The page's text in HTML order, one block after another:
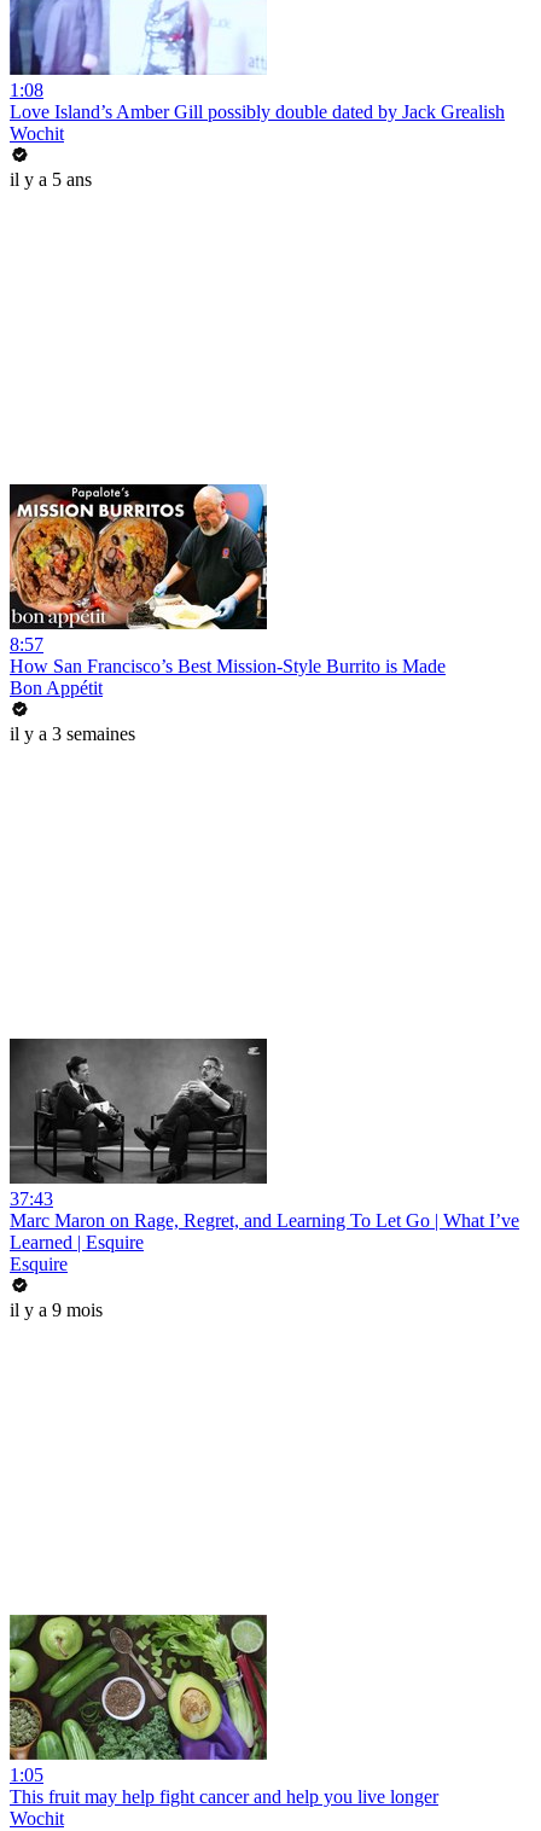
1:08
Love Island’s Amber Gill possibly double dated by Jack Grealish
Wochit
il y a 5 ans
8:57
How San Francisco’s Best Mission-Style Burrito is Made
Bon Appétit
il y a 3 semaines
37:43
Marc Maron on Rage, Regret, and Learning To Let Go | What I’ve
Learned | Esquire
Esquire
il y a 9 mois
1:05
This fruit may help fight cancer and help you live longer
Wochit